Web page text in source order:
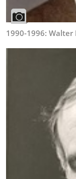
1990-1996: Walter